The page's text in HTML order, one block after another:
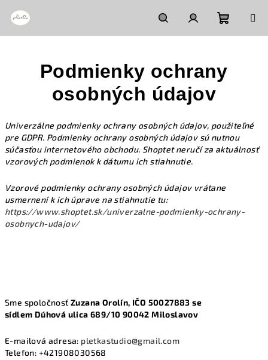
HľadaťPrihlásenie
košík
Podmienky ochrany
osobných údajov
Univerzálne podmienky ochrany osobných údajov, použiteľné
pre GDPR. Podmienky ochrany osobných údajov sú nutnou
súčasťou internetového obchodu. Shoptet neručí za aktuálnosť
vzorových podmienok k dátumu ich stiahnutie.
Vzorové podmienky ochrany osobných údajov vrátane
usmernení k ich úprave na stiahnutie tu:
https://www.shoptet.sk/univerzalne-podmienky-ochrany-
osobnych-udajov/
Sme spoločnosť Zuzana Orolín, IČO 50027883 se
sídlem Dúhová ulica 689/10 90042 Miloslavov
E-mailová adresa: pletkastudio@gmail.com
Telefon: +421908030568